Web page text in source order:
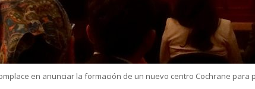
en anunciar la formación de un nuevo centro Cochrane